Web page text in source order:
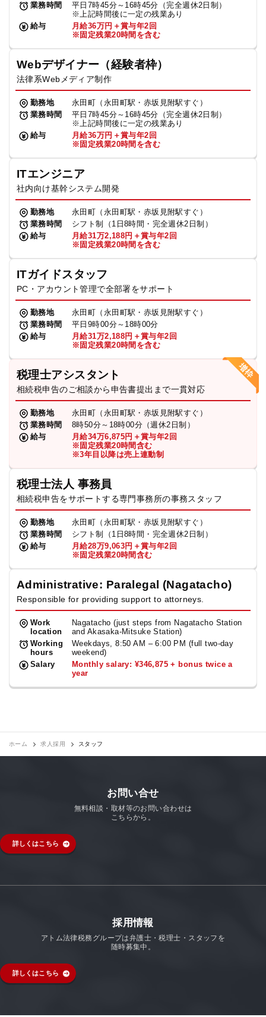
業務時間
平日7時45分～16時45分（完全週休2日制）
※上記時間後に一定の残業あり
給与
月給36万円＋賞与年2回
※固定残業20時間を含む
Webデザイナー（経験者枠）
法律系Webメディア制作
勤務地
永田町（永田町駅・赤坂見附駅すぐ）
業務時間
平日7時45分～16時45分（完全週休2日制）
※上記時間後に一定の残業あり
給与
月給36万円＋賞与年2回
※固定残業20時間を含む
ITエンジニア
社内向け基幹システム開発
勤務地
永田町（永田町駅・赤坂見附駅すぐ）
業務時間
シフト制（1日8時間・完全週休2日制）
給与
月給31万2,188円＋賞与年2回
※固定残業20時間を含む
ITガイドスタッフ
PC・アカウント管理で全部署をサポート
勤務地
永田町（永田町駅・赤坂見附駅すぐ）
業務時間
平日9時00分～18時00分
給与
月給31万2,188円＋賞与年2回
※固定残業20時間を含む
税理士アシスタント
相続税申告のご相談から申告書提出まで一貫対応
勤務地
永田町（永田町駅・赤坂見附駅すぐ）
業務時間
8時50分～18時00分（週休2日制）
給与
月給34万6,875円＋賞与年2回
※固定残業20時間含む
※3年目以降は売上連動制
税理士法人 事務員
相続税申告をサポートする専門事務所の事務スタッフ
勤務地
永田町（永田町駅・赤坂見附駅すぐ）
業務時間
シフト制（1日8時間・完全週休2日制）
給与
月給28万9,063円＋賞与年2回
※固定残業20時間含む
Administrative: Paralegal (Nagatacho)
Responsible for providing support to attorneys.
Work
location
Nagatacho (just steps from Nagatacho Station
and Akasaka-Mitsuke Station)
Working
hours
Weekdays, 8:50 AM – 6:00 PM (full two-day
weekend)
Salary
Monthly salary: ¥346,875 + bonus twice a
year
ホーム 求人採用 スタッフ
お問い合せ
無料相談・取材等のお問い合わせは
こちらから。
詳しくはこちら
採用情報
アトム法律税務グループは弁護士・税理士・スタッフを
随時募集中。
詳しくはこちら